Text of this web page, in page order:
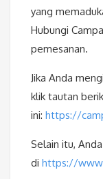
yang
Hubungi
pemesanan.
Jika Anda
klik tautan
ini: https://
Selain itu,
di https://